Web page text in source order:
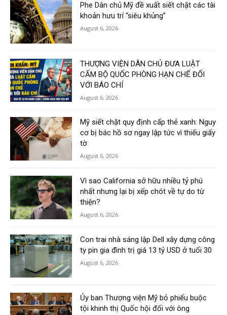
Phe Dân chủ Mỹ đề xuất siết chặt các tài
khoản hưu trí “siêu khủng”
August 6, 2026
THƯỢNG VIỆN DÂN CHỦ ĐƯA LUẬT
CẤM BỘ QUỐC PHÒNG HẠN CHẾ ĐỐI
VỚI BÁO CHÍ
August 6, 2026
Mỹ siết chặt quy định cấp thẻ xanh: Nguy
cơ bị bác hồ sơ ngay lập tức vì thiếu giấy
tờ
August 6, 2026
Vì sao California sở hữu nhiều tỷ phú
nhất nhưng lại bị xếp chót về tự do từ
thiện?
August 6, 2026
Con trai nhà sáng lập Dell xây dựng công
ty pin gia đình trị giá 13 tỷ USD ở tuổi 30
August 6, 2026
Ủy ban Thượng viện Mỹ bỏ phiếu buộc
tội khinh thị Quốc hội đối với ông